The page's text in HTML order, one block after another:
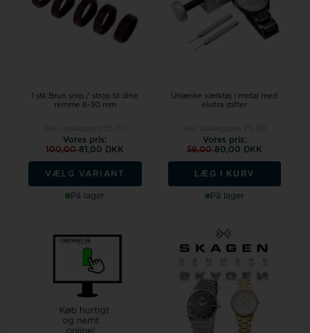
1 stk Brun snip / strop til dine
remme 8-30 mm
Vores pris:
100,0081,00 DKK
VÆLG VARIANT
På lager
Urlænke værktøj i metal med
ekstra stifter
Vores pris:
59,0080,00 DKK
LÆG I KURV
På lager